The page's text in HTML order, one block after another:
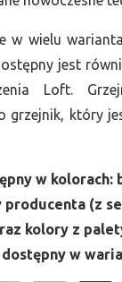
w wielu
jest
Loft.
grzejnik, który
w kolorach:
(z
kolory z
w